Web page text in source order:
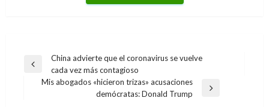
Navegación
Entrada
anterior
China advierte que el coronavirus se vuelve
cada vez más contagioso
Mis abogados «hicieron trizas» acusaciones
demócratas: Donald Trump